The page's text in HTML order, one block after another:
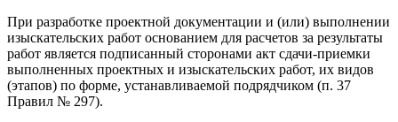
При разработке проектной документации и (или) выполнении
изыскательских работ основанием для расчетов за результаты
работ является подписанный сторонами акт сдачи-приемки
выполненных проектных и изыскательских работ, их видов
(этапов) по форме, устанавливаемой подрядчиком (п. 37
Правил № 297).